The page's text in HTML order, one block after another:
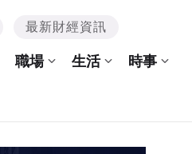
最新財經資訊
職場 生活 時事